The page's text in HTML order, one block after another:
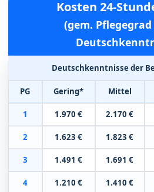
Kosten 24-
(gem. Pflegegrad
Deutschkenntnisse der
PG Gering* Mittel
1 1.970 € 2.170 €
2 1.623 € 1.823 €
3 1.491 € 1.691 €
4 1.210 € 1.410 €